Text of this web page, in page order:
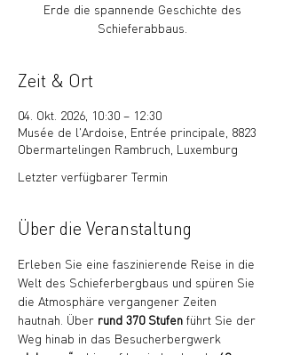
Erde die spannende Geschichte des
Schieferabbaus.
Zeit & Ort
04. Okt. 2026, 10:30 – 12:30
Musée de l'Ardoise, Entrée principale, 8823
Obermartelingen Rambruch, Luxemburg
Letzter verfügbarer Termin
Über die Veranstaltung
Erleben Sie eine faszinierende Reise in die
Welt des Schieferbergbaus und spüren Sie
die Atmosphäre vergangener Zeiten
hautnah. Über rund 370 Stufen führt Sie der
Weg hinab in das Besucherbergwerk